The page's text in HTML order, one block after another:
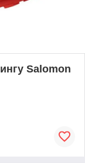
Salomon